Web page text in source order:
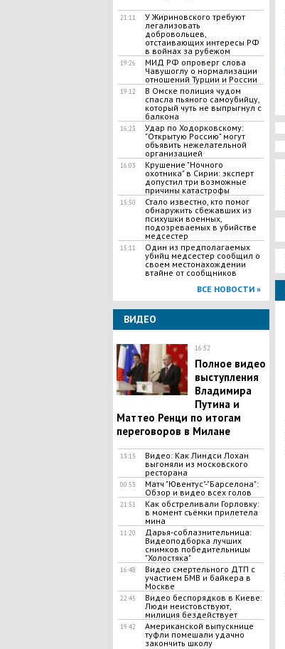
21:11
У Жириновского требуют
легализовать
добровольцев,
отстаивающих интересы РФ
в войнах за рубежом
19:26
МИД РФ опроверг слова
Чавушоглу о нормализации
отношений Турции и России
19:12
В Омске полиция чудом
спасла пьяного самоубийцу,
который чуть не выпрыгнул с
балкона
16:23
Удар по Ходорковскому:
"Открытую Россию" могут
объявить нежелательной
организацией
16:03
Крушение "Ночного
охотника" в Сирии: эксперт
допустил три возможные
причины катастрофы
15:50
Стало известно, кто помог
обнаружить сбежавших из
психушки военных,
подозреваемых в убийстве
медсестер
15:11
Один из предполагаемых
убийц медсестер сообщил о
своем местонахождении
втайне от сообщников
ВСЕ НОВОСТИ »
ВИДЕО
16:52
Полное видео
выступления
Владимира
Путина и
Маттео Ренци по итогам
переговоров в Милане
13:13
Видео: Как Линдси Лохан
выгоняли из московского
ресторана
00:53
Матч "Ювентус"-"Барселона":
Обзор и видео всех голов
21:51
Как обстреливали Горловку:
в момент съёмки прилетела
мина
11:20
Дарья-соблазнительница:
Видеоподборка лучших
снимков победительницы
"Холостяка"
16:48
Видео смертельного ДТП с
участием БМВ и байкера в
Москве
22:45
Видео беспорядков в Киеве:
Люди неистовствуют,
милиция бездействует
19:42
Американской выпускнице
туфли помешали удачно
закончить школу